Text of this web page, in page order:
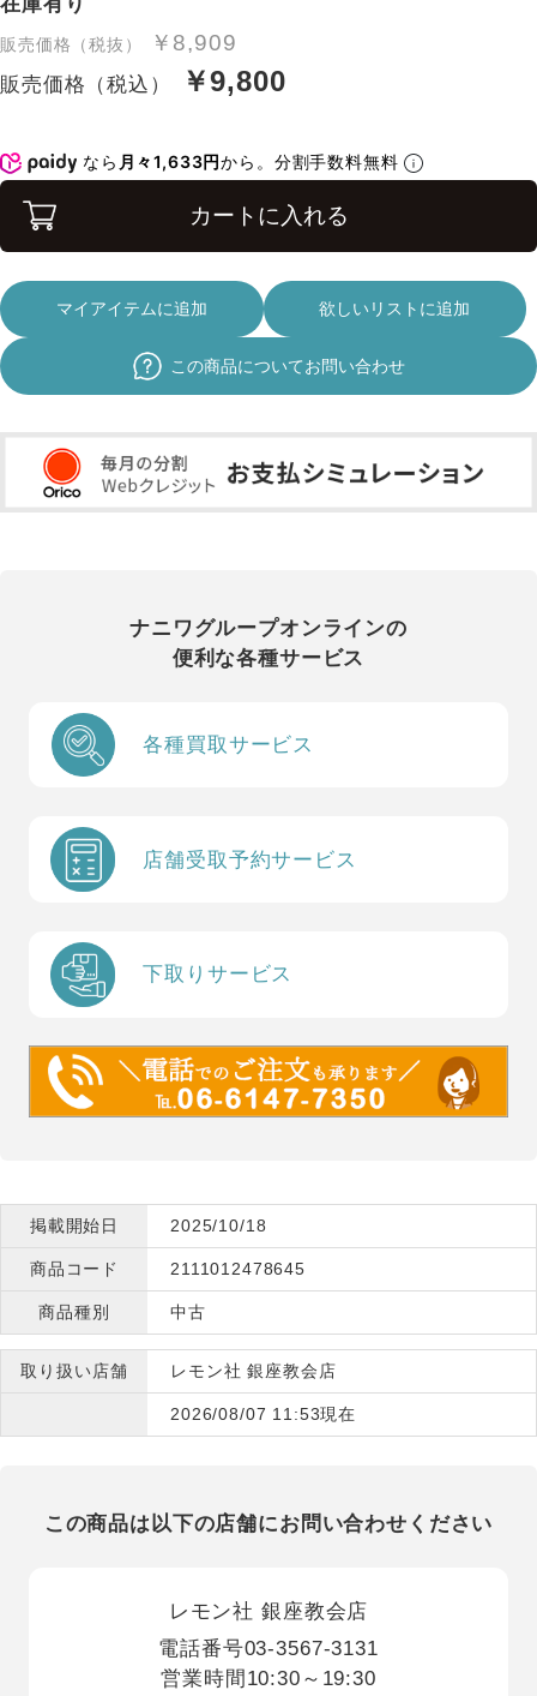
販売価格（税抜） ￥8,909
販売価格（税込） ￥9,800
なら 月々1,633円から。分割手数料無料
カートに入れる
マイアイテムに追加 欲しいリストに追加
この商品についてお問い合わせ
ナニワグループオンラインの
便利な各種サービス
各種買取サービス
店舗受取予約サービス
下取りサービス
掲載開始日 2025/10/18
商品コード 2111012478645
商品種別 中古
取り扱い店舗 レモン社 銀座教会店
2026/08/07 11:53現在
この商品は以下の店舗にお問い合わせください
レモン社 銀座教会店
電話番号03-3567-3131
営業時間 10:30～19:30